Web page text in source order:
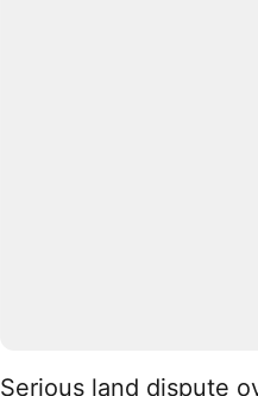
Serious land dispute